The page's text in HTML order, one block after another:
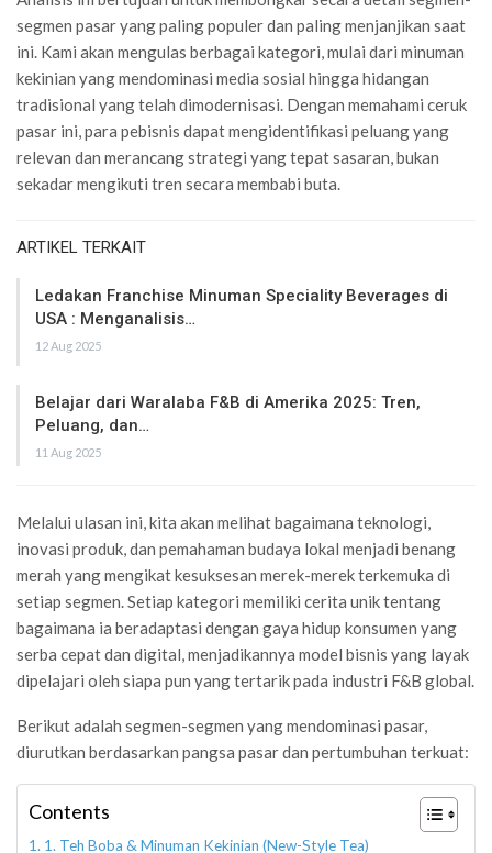
segmen pasar yang paling populer dan paling menjanjikan saat
ini. Kami akan mengulas berbagai kategori, mulai dari minuman
kekinian yang mendominasi media sosial hingga hidangan
tradisional yang telah dimodernisasi. Dengan memahami ceruk
pasar ini, para pebisnis dapat mengidentifikasi peluang yang
relevan dan merancang strategi yang tepat sasaran, bukan
sekadar mengikuti tren secara membabi buta.
ARTIKEL TERKAIT
Ledakan Franchise Minuman Speciality Beverages di
USA : Menganalisis…
12 Aug 2025
Belajar dari Waralaba F&B di Amerika 2025: Tren,
Peluang, dan…
11 Aug 2025
Melalui ulasan ini, kita akan melihat bagaimana teknologi,
inovasi produk, dan pemahaman budaya lokal menjadi benang
merah yang mengikat kesuksesan merek-merek terkemuka di
setiap segmen. Setiap kategori memiliki cerita unik tentang
bagaimana ia beradaptasi dengan gaya hidup konsumen yang
serba cepat dan digital, menjadikannya model bisnis yang layak
dipelajari oleh siapa pun yang tertarik pada industri F&B global.
Berikut adalah segmen-segmen yang mendominasi pasar,
diurutkan berdasarkan pangsa pasar dan pertumbuhan terkuat:
Contents
1. Teh Boba & Minuman Kekinian (New-Style Tea)